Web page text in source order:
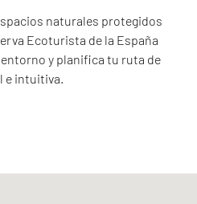
naturales protegidos
Ecoturista de la España
y planifica tu ruta de
e intuitiva.